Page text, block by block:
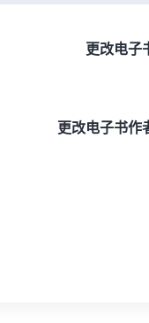
更改电子
更改电子书作